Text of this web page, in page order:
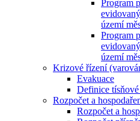
Program
území
Program
území
Krizové řízení
Evakuace
Definice
Rozpočet a
Rozpočet a